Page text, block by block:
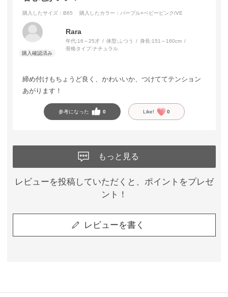
購入したサイズ：B65 購入したカラー：パープル×ベビーピンク/VE
Rara
年代:16～25才 体型: ふつう 身長:151～160cm
骨格タイプ:ナチュラル
締め付けもちょうど良く、かわいいか、つけててテンション
あがります！
参考になった 0 Like! 0
もっと見る
レビューを投稿していただくと、ポイントをプレゼ
ント！
レビューを書く